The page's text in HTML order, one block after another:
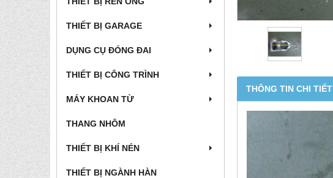
THIẾT BỊ GARAGE
DỤNG CỤ ĐÓNG ĐAI
THIẾT BỊ CÔNG TRÌNH
MÁY KHOAN TỪ
THANG NHÔM
THIẾT BỊ KHÍ NÉN
THIẾT BỊ NGÀNH HÀN
THÔNG TIN CHI TIẾT